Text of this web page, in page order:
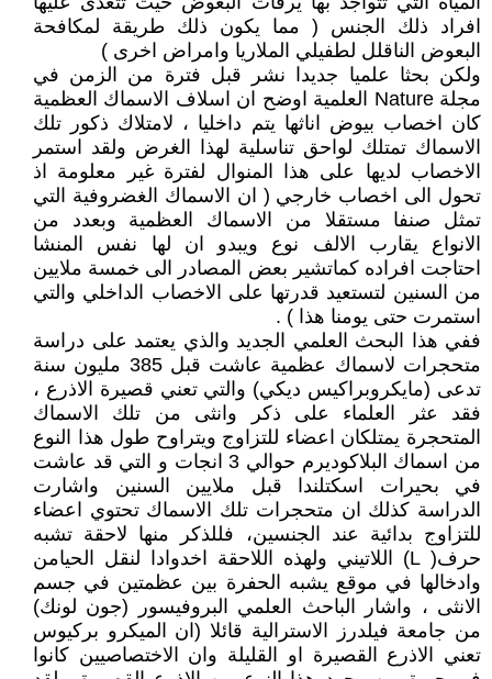
افراد ذلك الجنس ( مما يكون ذلك طريقة لمكافحة
البعوض الناقلل لطفيلي الملاريا وامراض اخرى )
ولكن بحثا علميا جديدا نشر قبل فترة من الزمن في
مجلة Nature العلمية اوضح ان اسلاف الاسماك العظمية
كان اخصاب بيوض اناثها يتم داخليا ، لامتلاك ذكور تلك
الاسماك تمتلك لواحق تناسلية لهذا الغرض ولقد استمر
الاخصاب لديها على هذا المنوال لفترة غير معلومة اذ
تحول الى اخصاب خارجي ( ان الاسماك الغضروفية التي
تمثل صنفا مستقلا من الاسماك العظمية وبعدد من
الانواع يقارب الالف نوع ويبدو ان لها نفس المنشا
احتاجت افراده كماتشير بعض المصادر الى خمسة ملايين
من السنين لتستعيد قدرتها على الاخصاب الداخلي والتي
استمرت حتى يومنا هذا ) .
ففي هذا البحث العلمي الجديد والذي يعتمد على دراسة
متحجرات لاسماك عظمية عاشت قبل 385 مليون سنة
تدعى (مايكروبراكيس ديكي) والتي تعني قصيرة الاذرع ،
فقد عثر العلماء على ذكر وانثى من تلك الاسماك
المتحجرة يمتلكان اعضاء للتزاوج ويتراوح طول هذا النوع
من اسماك البلاكوديرم حوالي 3 انجات و التي قد عاشت
في بحيرات اسكتلندا قبل ملايين السنين واشارت
الدراسة كذلك ان متحجرات تلك الاسماك تحتوي اعضاء
للتزاوج بدائية عند الجنسين، فللذكر منها لاحقة تشبه
حرف( L) اللاتيني ولهذه اللاحقة اخدوادا لنقل الحيامن
وادخالها في موقع يشبه الحفرة بين عظمتين في جسم
الانثى ، واشار الباحث العلمي البروفيسور (جون لونك)
من جامعة فيلدرز الاسترالية قائلا (ان الميكرو بركيوس
تعني الاذرع القصيرة او القليلة وان الاختصاصيين كانوا